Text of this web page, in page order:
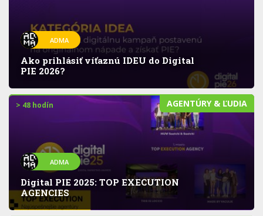
ADMA
Ako prihlásiť víťaznú IDEU do Digital
PIE 2026?
AGENTÚRY & ĽUDIA
> 48 hodín
ADMA
Digital PIE 2025: TOP EXECUTION
AGENCIES